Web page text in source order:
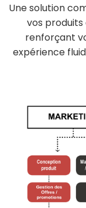
Une solution
vos produits
renforçant
expérience